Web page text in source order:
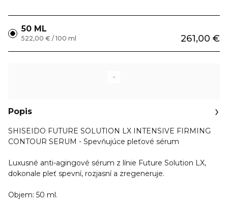
50 ML
261,00 €
522,00 € / 100 ml
Popis
SHISEIDO FUTURE SOLUTION LX INTENSIVE FIRMING
CONTOUR SERUM - Spevňujúce pleťové sérum
Luxusné anti-agingové sérum z línie Future Solution LX,
dokonale pleť spevní, rozjasní a zregeneruje.
Objem: 50 ml.